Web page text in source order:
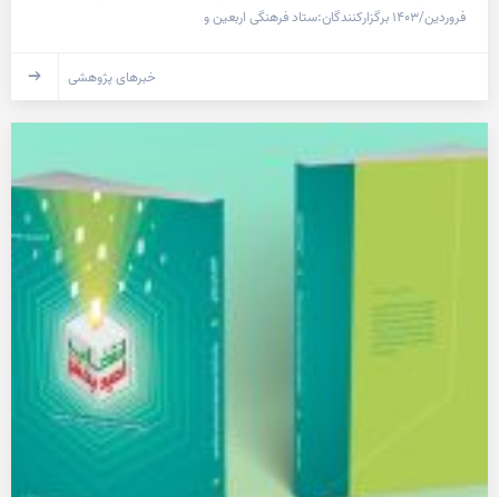
فروردین/۱۴۰۳ برگزارکنندگان:ستاد فرهنگی اربعین و
خبرهای پژوهشی